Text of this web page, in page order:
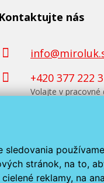
stránok, na to,
reklamy, na
Kontaktujte nás
+420 377 222
Volajte v pracovné